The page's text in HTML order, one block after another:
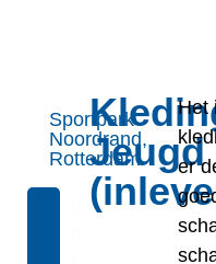
Sportpark
Noordrand,
Rotterdam
Jeugd
Het
er